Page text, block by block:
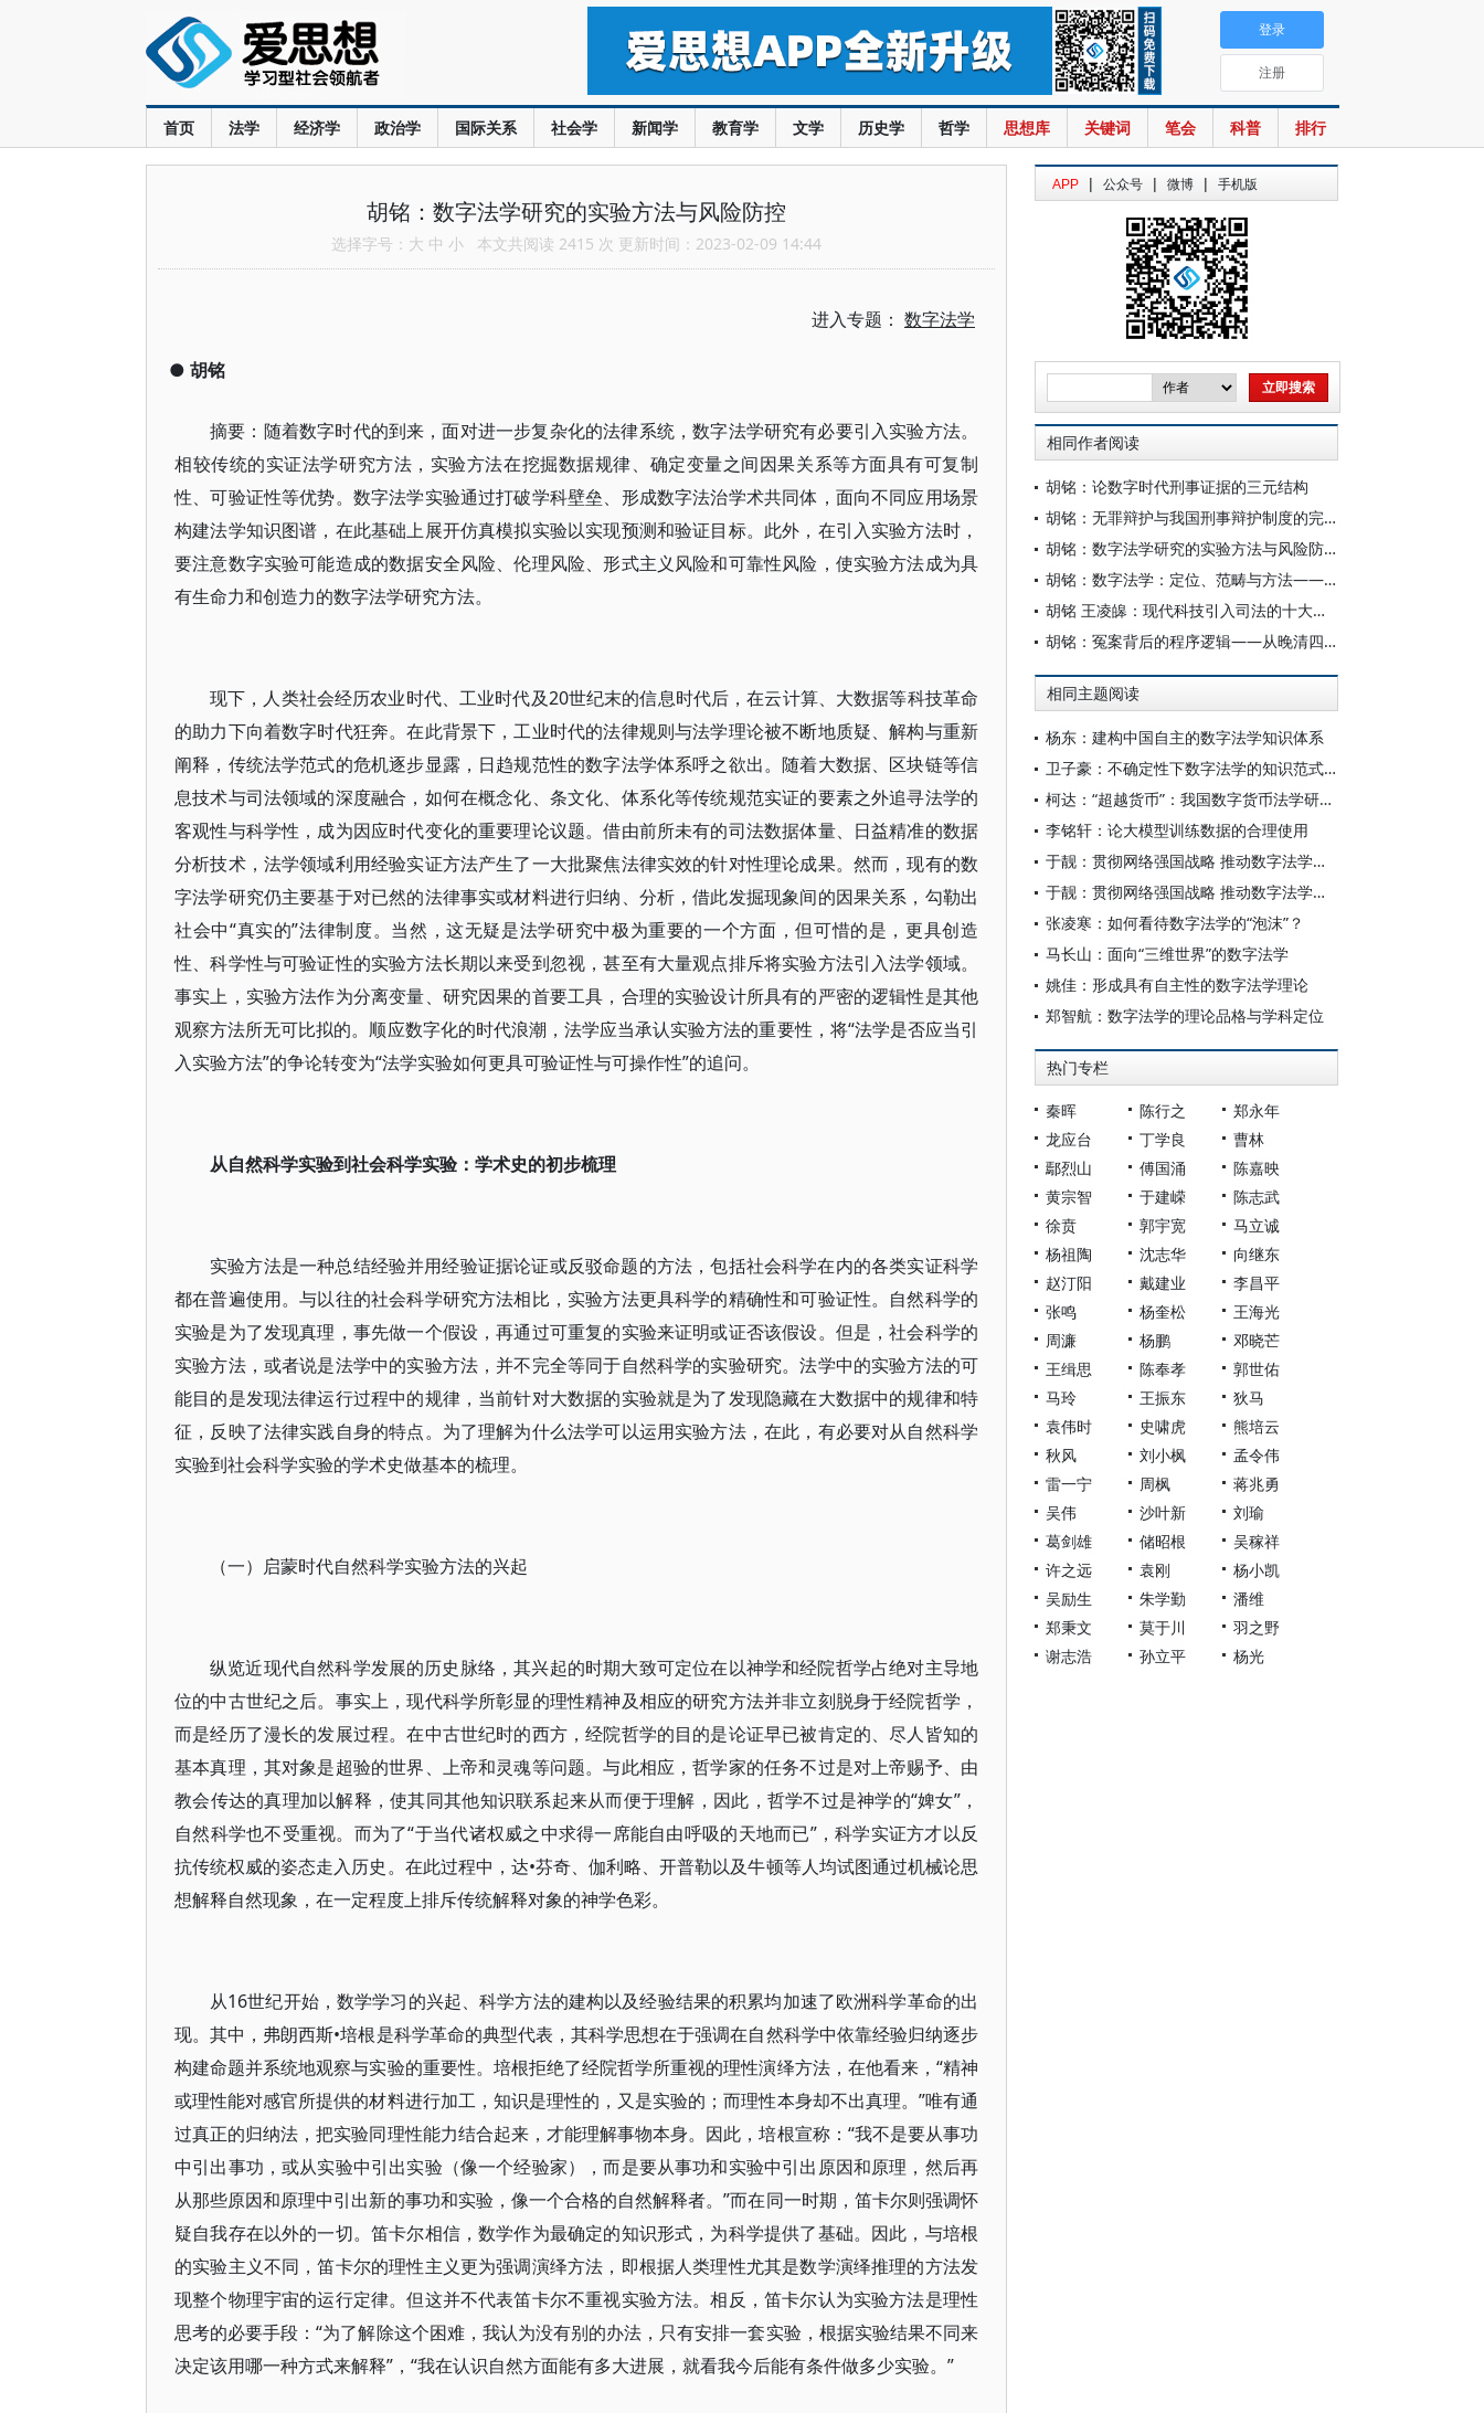
首页 法学 经济学 政治学 国际关系 社会学 新闻学 教育学 文学 历史学 哲学 思想库 关键词 笔会 科普 排行
登录
注册
胡铭：数字法学研究的实验方法与风险防控
选择字号： 大 中 小 本文共阅读 2415 次 更新时间：2023-02-09 14:44
进入专题： 数字法学
● 胡铭
摘要：随着数字时代的到来，面对进一步复杂化的法律系统，数字法学研究有必要引入实验方法。
相较传统的实证法学研究方法，实验方法在挖掘数据规律、确定变量之间因果关系等方面具有可复制
性、可验证性等优势。数字法学实验通过打破学科壁垒、形成数字法治学术共同体，面向不同应用场景
构建法学知识图谱，在此基础上展开仿真模拟实验以实现预测和验证目标。此外，在引入实验方法时，
要注意数字实验可能造成的数据安全风险、伦理风险、形式主义风险和可靠性风险，使实验方法成为具
有生命力和创造力的数字法学研究方法。
现下，人类社会经历农业时代、工业时代及20世纪末的信息时代后，在云计算、大数据等科技革命
的助力下向着数字时代狂奔。在此背景下，工业时代的法律规则与法学理论被不断地质疑、解构与重新
阐释，传统法学范式的危机逐步显露，日趋规范性的数字法学体系呼之欲出。随着大数据、区块链等信
息技术与司法领域的深度融合，如何在概念化、条文化、体系化等传统规范实证的要素之外追寻法学的
客观性与科学性，成为因应时代变化的重要理论议题。借由前所未有的司法数据体量、日益精准的数据
分析技术，法学领域利用经验实证方法产生了一大批聚焦法律实效的针对性理论成果。然而，现有的数
字法学研究仍主要基于对已然的法律事实或材料进行归纳、分析，借此发掘现象间的因果关系，勾勒出
社会中“真实的”法律制度。当然，这无疑是法学研究中极为重要的一个方面，但可惜的是，更具创造
性、科学性与可验证性的实验方法长期以来受到忽视，甚至有大量观点排斥将实验方法引入法学领域。
事实上，实验方法作为分离变量、研究因果的首要工具，合理的实验设计所具有的严密的逻辑性是其他
观察方法所无可比拟的。顺应数字化的时代浪潮，法学应当承认实验方法的重要性，将“法学是否应当引
入实验方法”的争论转变为“法学实验如何更具可验证性与可操作性”的追问。
从自然科学实验到社会科学实验：学术史的初步梳理
实验方法是一种总结经验并用经验证据论证或反驳命题的方法，包括社会科学在内的各类实证科学
都在普遍使用。与以往的社会科学研究方法相比，实验方法更具科学的精确性和可验证性。自然科学的
实验是为了发现真理，事先做一个假设，再通过可重复的实验来证明或证否该假设。但是，社会科学的
实验方法，或者说是法学中的实验方法，并不完全等同于自然科学的实验研究。法学中的实验方法的可
能目的是发现法律运行过程中的规律，当前针对大数据的实验就是为了发现隐藏在大数据中的规律和特
征，反映了法律实践自身的特点。为了理解为什么法学可以运用实验方法，在此，有必要对从自然科学
实验到社会科学实验的学术史做基本的梳理。
（一）启蒙时代自然科学实验方法的兴起
纵览近现代自然科学发展的历史脉络，其兴起的时期大致可定位在以神学和经院哲学占绝对主导地
位的中古世纪之后。事实上，现代科学所彰显的理性精神及相应的研究方法并非立刻脱身于经院哲学，
而是经历了漫长的发展过程。在中古世纪时的西方，经院哲学的目的是论证早已被肯定的、尽人皆知的
基本真理，其对象是超验的世界、上帝和灵魂等问题。与此相应，哲学家的任务不过是对上帝赐予、由
教会传达的真理加以解释，使其同其他知识联系起来从而便于理解，因此，哲学不过是神学的“婢女”，
自然科学也不受重视。而为了“于当代诸权威之中求得一席能自由呼吸的天地而已”，科学实证方才以反
抗传统权威的姿态走入历史。在此过程中，达•芬奇、伽利略、开普勒以及牛顿等人均试图通过机械论思
想解释自然现象，在一定程度上排斥传统解释对象的神学色彩。
从16世纪开始，数学学习的兴起、科学方法的建构以及经验结果的积累均加速了欧洲科学革命的出
现。其中，弗朗西斯•培根是科学革命的典型代表，其科学思想在于强调在自然科学中依靠经验归纳逐步
构建命题并系统地观察与实验的重要性。培根拒绝了经院哲学所重视的理性演绎方法，在他看来，“精神
或理性能对感官所提供的材料进行加工，知识是理性的，又是实验的；而理性本身却不出真理。”唯有通
过真正的归纳法，把实验同理性能力结合起来，才能理解事物本身。因此，培根宣称：“我不是要从事功
中引出事功，或从实验中引出实验（像一个经验家），而是要从事功和实验中引出原因和原理，然后再
从那些原因和原理中引出新的事功和实验，像一个合格的自然解释者。”而在同一时期，笛卡尔则强调怀
疑自我存在以外的一切。笛卡尔相信，数学作为最确定的知识形式，为科学提供了基础。因此，与培根
的实验主义不同，笛卡尔的理性主义更为强调演绎方法，即根据人类理性尤其是数学演绎推理的方法发
现整个物理宇宙的运行定律。但这并不代表笛卡尔不重视实验方法。相反，笛卡尔认为实验方法是理性
思考的必要手段：“为了解除这个困难，我认为没有别的办法，只有安排一套实验，根据实验结果不同来
决定该用哪一种方式来解释”，“我在认识自然方面能有多大进展，就看我今后能有条件做多少实验。”
APP | 公众号 | 微博 | 手机版
相同作者阅读
胡铭：论数字时代刑事证据的三元结构
胡铭：无罪辩护与我国刑事辩护制度的完善
胡铭：数字法学研究的实验方法与风险防控
胡铭：数字法学：定位、范畴与方法——兼论面向数智未来的法学教育
胡铭 王凌皞：现代科技引入司法的十大核心问题
胡铭：冤案背后的程序逻辑——从晚清四大奇案透视正当法律程序
相同主题阅读
杨东：建构中国自主的数字法学知识体系
卫子豪：不确定性下数字法学的知识范式转型与路径展开
柯达：“超越货币”：我国数字货币法学研究的回眸与展望
李铭轩：论大模型训练数据的合理使用
于靓：贯彻网络强国战略 推动数字法学深化发展
于靓：贯彻网络强国战略 推动数字法学深化发展
张凌寒：如何看待数字法学的“泡沫”？
马长山：面向“三维世界”的数字法学
姚佳：形成具有自主性的数字法学理论
郑智航：数字法学的理论品格与学科定位
热门专栏
秦晖 陈行之
郑永年
龙应台
丁学良
曹林
鄢烈山
傅国涌
陈嘉映
黄宗智
于建嵘
陈志武
徐贲
郭宇宽
马立诚
杨祖陶
沈志华
向继东
赵汀阳
戴建业
李昌平
张鸣
杨奎松
王海光
周濂
杨鹏
邓晓芒
王缉思
陈奉孝
郭世佑
马玲
王振东
狄马
袁伟时
史啸虎
熊培云
秋风
刘小枫
孟令伟
雷一宁
周枫
蒋兆勇
吴伟
沙叶新
刘瑜
葛剑雄
储昭根
吴稼祥
许之远
袁刚
杨小凯
吴励生
朱学勤
潘维
郑秉文
莫于川
羽之野
谢志浩
孙立平 杨光